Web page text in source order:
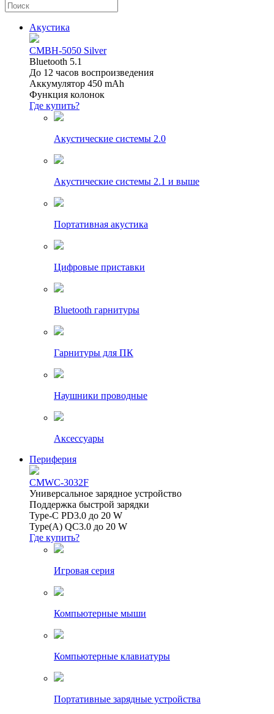
Акустика
CMBH-5050 Silver
Bluetooth 5.1
До 12 часов воспроизведения
Аккумулятор 450 mAh
Функция колонок
Где купить?
Акустические системы 2.0
Акустические системы 2.1 и выше
Портативная акустика
Цифровые приставки
Bluetooth гарнитуры
Гарнитуры для ПК
Наушники проводные
Аксессуары
Периферия
CMWC-3032F
Универсальное зарядное устройство
Поддержка быстрой зарядки
Type-C PD3.0 до 20 W
Type(A) QC3.0 до 20 W
Где купить?
Игровая серия
Компьютерные мыши
Компьютерные клавиатуры
Портативные зарядные устройства